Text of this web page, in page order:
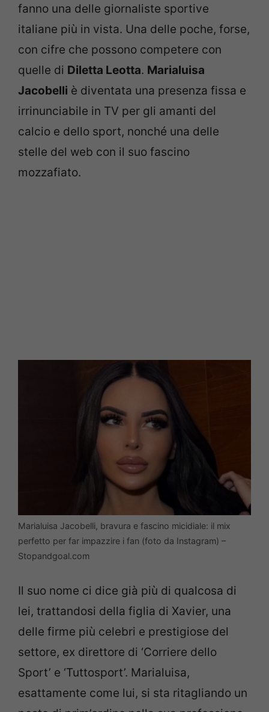
fanno una delle giornaliste sportive
italiane più in vista. Una delle poche, forse,
con cifre che possono competere con
quelle di Diletta Leotta. Marialuisa
Jacobelli è diventata una presenza fissa e
irrinunciabile in TV per gli amanti del
calcio e dello sport, nonché una delle
stelle del web con il suo fascino
mozzafiato.
Marialuisa Jacobelli, bravura e fascino micidiale: il mix
perfetto per far impazzire i fan (foto da Instagram) –
Stopandgoal.com
Il suo nome ci dice già più di qualcosa di
lei, trattandosi della figlia di Xavier, una
delle firme più celebri e prestigiose del
settore, ex direttore di ‘Corriere dello
Sport’ e ‘Tuttosport’. Marialuisa,
esattamente come lui, si sta ritagliando un